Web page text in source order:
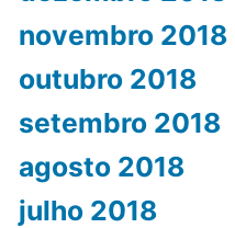
novembro 2018
outubro 2018
setembro 2018
agosto 2018
julho 2018